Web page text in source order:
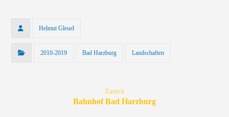
Helmut Gleuel
2010-2019 Bad Harzburg Landschaften
Zurück
Bahnhof Bad Harzburg